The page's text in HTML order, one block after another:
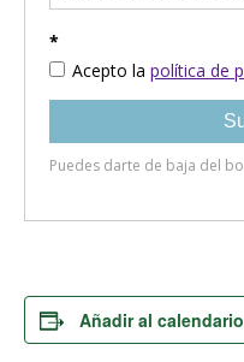
Añadir al calendario